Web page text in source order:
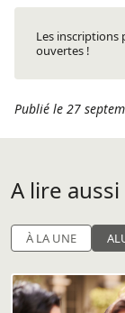
Les inscriptions
ouvertes !
Publié le 27
A lire aussi
À LA UNE